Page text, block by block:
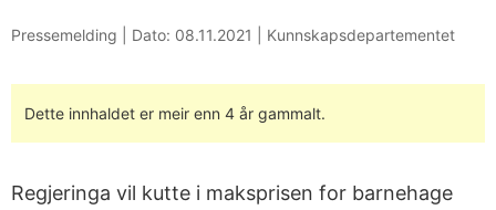
Pressemelding | Dato: 08.11.2021 Kunnskapsdepartementet
Dette innhaldet er meir enn 4 år gammalt.
Regjeringa vil kutte i maksprisen for barnehage